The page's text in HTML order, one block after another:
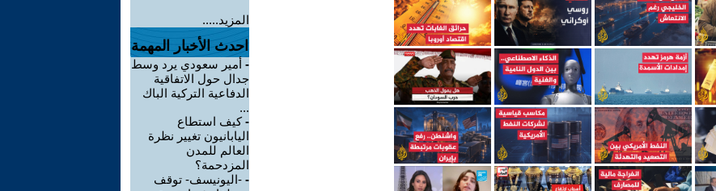
المزيد.....
احدث الأخبار المهمة
- أمير سعودي يرد وسط
جدال حول الاتفاقية
الدفاعية التركية الباك
...
-كيف استطاع
اليابانيون تغيير نظرة
العالم للمدن
المزدحمة؟
- -اليونيسف- توقف